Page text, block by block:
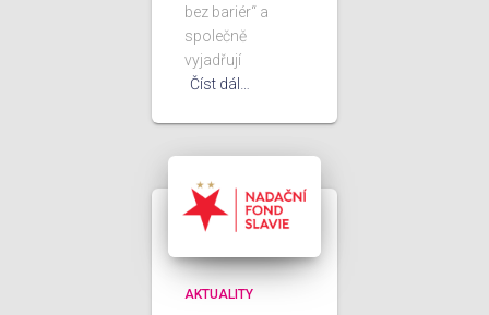
bez bariér“ a
společně
vyjadřují
Číst dál…
AKTUALITY